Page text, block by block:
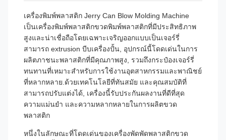
เครื่องพิมพ์พลาสติก Jerry Can Blow Molding Machine
เป็นเครื่องพิมพ์พลาสติกขวดพิมพ์พลาสติกที่มีประสิทธิภาพ
สูงและน่าเชื่อถือโดยเฉพาะเจริญออกแบบเป็นเจอร์รี่
สามารถ extrusion บีบเครื่องปั้น, อุปกรณ์นี้โดดเด่นในการ
ผลิตภาชนะพลาสติกที่มีคุณภาพสูง, รวมถึงกระป๋องเจอร์รี่
ทนทานที่เหมาะสําหรับการใช้งานอุตสาหกรรมและพาณิชย์
ที่หลากหลาย.ด้วยเทคโนโลยีที่ทันสมัย และคุณสมบัติที่
สามารถปรับแต่งได้, เครื่องนี้รับประกันผลงานที่ดีที่สุด
ความแม่นยํา และความหลากหลายในการผลิตขวด
พลาสติก
หนึ่งในลักษณะที่โดดเด่นของเครื่องพัดพัดพลาสติกขวด